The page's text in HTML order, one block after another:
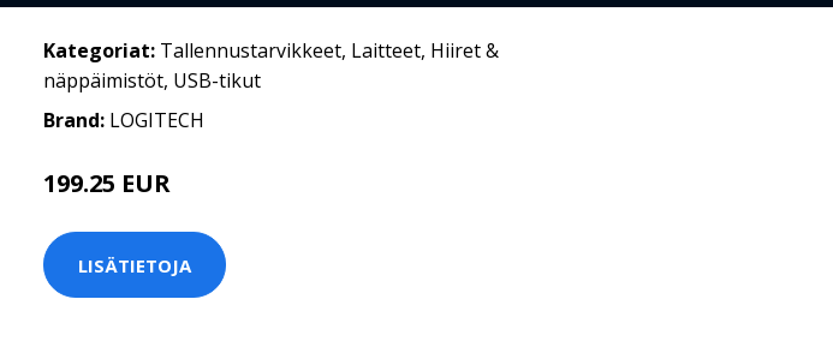
Kategoriat: Tallennustarvikkeet, Laitteet, Hiiret &
näppäimistöt, USB-tikut
Brand: LOGITECH
199.25 EUR
LISÄTIETOJA